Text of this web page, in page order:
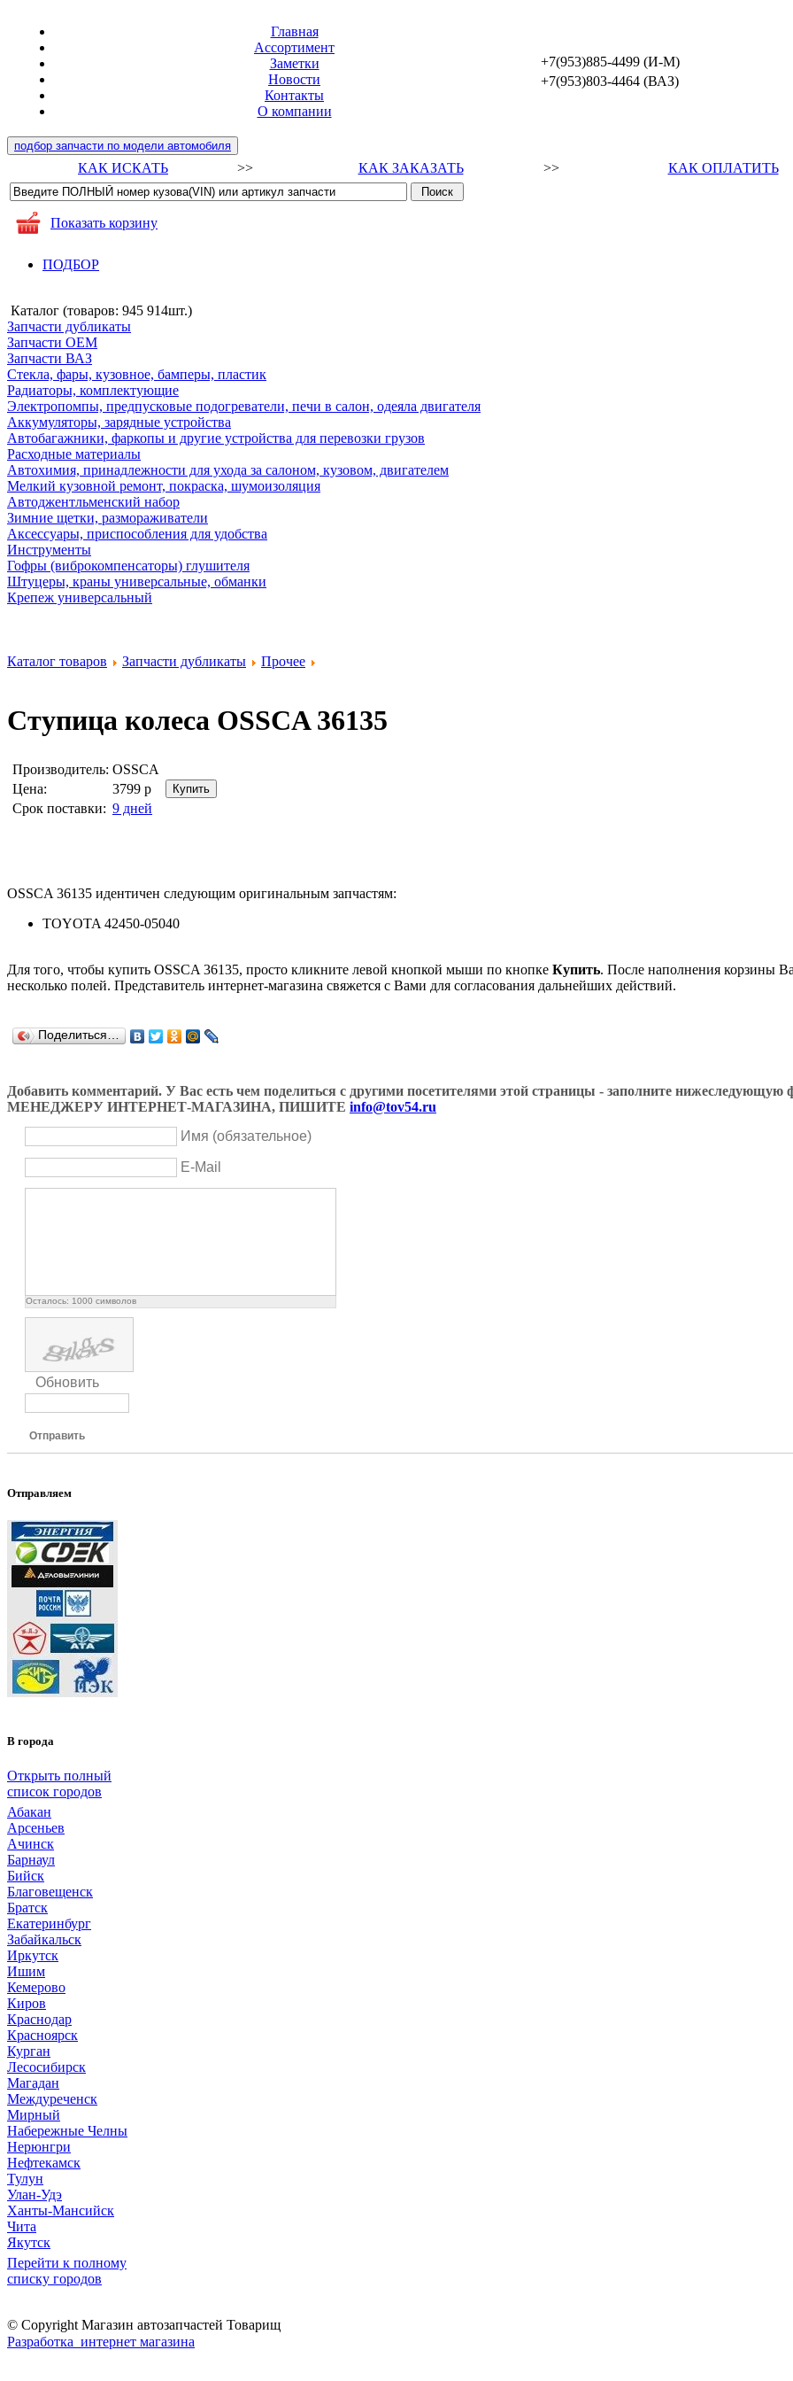
Главная
Ассортимент
Заметки
Новости
Контакты
О компании
+7(953)885-4499 (И-М)
+7(953)803-4464 (ВАЗ)
подбор запчасти по модели автомобиля
КАК ИСКАТЬ >> КАК ЗАКАЗАТЬ >> КАК ОПЛАТИТЬ
Показать корзину
ПОДБОР
Каталог (товаров: 945 914шт.)
Запчасти дубликаты
Запчасти ОЕМ
Запчасти ВАЗ
Стекла, фары, кузовное, бамперы, пластик
Радиаторы, комплектующие
Электропомпы, предпусковые подогреватели, печи в салон, одеяла двигателя
Аккумуляторы, зарядные устройства
Автобагажники, фаркопы и другие устройства для перевозки грузов
Расходные материалы
Автохимия, принадлежности для ухода за салоном, кузовом, двигателем
Мелкий кузовной ремонт, покраска, шумоизоляция
Автоджентльменский набор
Зимние щетки, размораживатели
Аксессуары, приспособления для удобства
Инструменты
Гофры (виброкомпенсаторы) глушителя
Штуцеры, краны универсальные, обманки
Крепеж универсальный
Каталог товаров Запчасти дубликаты Прочее
Ступица колеса OSSCA 36135
Производитель: OSSCA
Цена:
3799 р
Срок поставки: 9 дней
OSSCA 36135 идентичен следующим оригинальным запчастям:
TOYOTA 42450-05040
Для того, чтобы купить OSSCA 36135, просто кликните левой кнопкой мыши по кнопке Купить. После наполнения корзины
несколько полей. Представитель интернет-магазина свяжется с Вами для согласования дальнейших действий.
Поделиться…
Добавить комментарий. У Вас есть чем поделиться с другими посетителями этой страницы - заполните
МЕНЕДЖЕРУ ИНТЕРНЕТ-МАГАЗИНА, ПИШИТЕ info@tov54.ru
Имя (обязательное)
E-Mail
Осталось: 1000 символов
Обновить
Отправить
Отправляем
В города
Открыть полный
список городов
Абакан
Арсеньев
Ачинск
Барнаул
Бийск
Благовещенск
Братск
Екатеринбург
Забайкальск
Иркутск
Ишим
Кемерово
Киров
Краснодар
Красноярск
Курган
Лесосибирск
Магадан
Междуреченск
Мирный
Набережные Челны
Нерюнгри
Нефтекамск
Тулун
Улан-Удэ
Ханты-Мансийск
Чита
Якутск
Перейти к полному
списку городов
© Copyright Магазин автозапчастей Товарищ
Разработка интернет магазина